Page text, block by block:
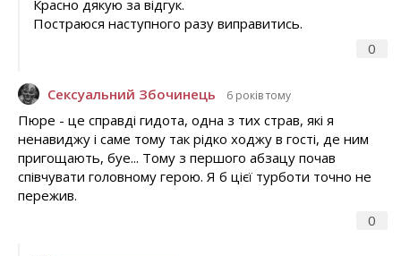
0
Красно дякую за відгук.
Постраюся наступного разу виправитись.
Сексуальний Збочинець 6 років тому
0
Пюре - це справді гидота, одна з тих страв, які я
ненавиджу і саме тому так рідко ходжу в гості, де ним
пригощають, буе... Тому з першого абзацу почав
співчувати головному герою. Я б цієї турботи точно не
пережив.